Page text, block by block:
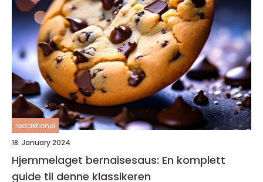
redaktionel
18. January 2024
Hjemmelaget bernaisesaus: En komplett
guide til denne klassikeren